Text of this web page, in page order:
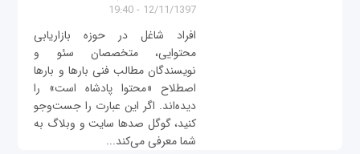
12/11/1397 - 19:40
افراد شاغل در حوزه بازاریابی
محتوایی، متخصصان سئو و
نویسندگان مطالب فنی بارها و بارها
اصطلاح «محتوا پادشاه است» را
دیده‌اند. اگر این عبارت را جست‌وجو
کنید، گوگل صدها سایت و وبلاگ به
شما معرفی می‌کند...